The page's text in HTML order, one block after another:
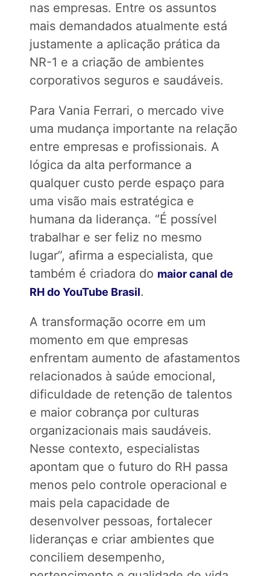
nas empresas. Entre os assuntos
mais demandados atualmente está
justamente a aplicação prática da
NR-1 e a criação de ambientes
corporativos seguros e saudáveis.
Para Vania Ferrari, o mercado vive
uma mudança importante na relação
entre empresas e profissionais. A
lógica da alta performance a
qualquer custo perde espaço para
uma visão mais estratégica e
humana da liderança. “É possível
trabalhar e ser feliz no mesmo
lugar”, afirma a especialista, que
também é criadora do maior canal de
RH do YouTube Brasil.
A transformação ocorre em um
momento em que empresas
enfrentam aumento de afastamentos
relacionados à saúde emocional,
dificuldade de retenção de talentos
e maior cobrança por culturas
organizacionais mais saudáveis.
Nesse contexto, especialistas
apontam que o futuro do RH passa
menos pelo controle operacional e
mais pela capacidade de
desenvolver pessoas, fortalecer
lideranças e criar ambientes que
conciliem desempenho,